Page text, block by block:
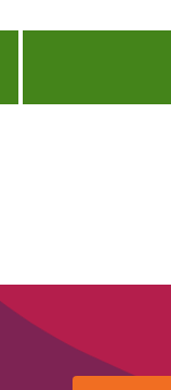
et
en Afrique de